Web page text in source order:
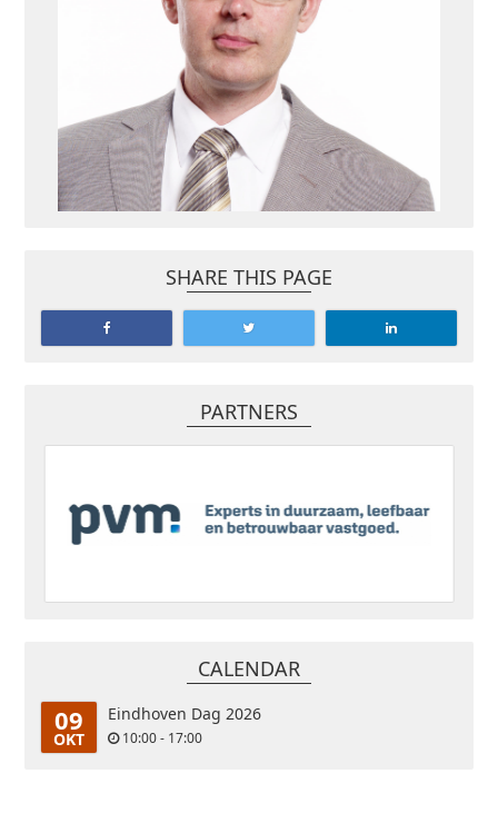
SHARE THIS PAGE
PARTNERS
CALENDAR
09
OKT
Eindhoven Dag 2026
10:00 - 17:00